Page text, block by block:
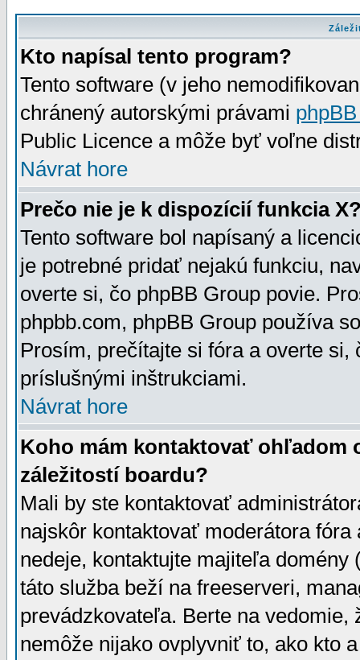
Kto napísal tento program?
Tento software (v jeho
chránený autorskými právami
Public Licence a môže byť voľne
Návrat hore
Prečo nie je k dispozícií funkcia
Tento software bol napísaný a
je potrebné pridať nejakú funkciu,
overte si, čo phpBB Group povie.
phpbb.com, phpBB Group používa
Prosím, prečítajte si fóra a overte
príslušnými inštrukciami.
Návrat hore
Koho mám kontaktovať ohľadom
záležitostí boardu?
Mali by ste kontaktovať
najskôr kontaktovať moderátora
nedeje, kontaktujte majiteľa
táto služba beží na freeserveri,
prevádzkovateľa. Berte na vedomie,
nemôže nijako ovplyvniť to, ako kto